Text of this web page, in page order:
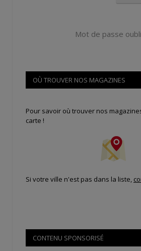
Mot de passe
OÙ TROUVER NOS MAGAZINES
Pour savoir où trouver nos
carte !
Si votre ville n'est pas dans la liste,
CONTENU SPONSORISÉ